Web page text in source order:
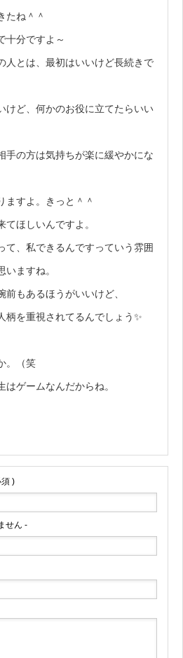
たね＾＾
十分ですよ～
人とは、最初はいいけど長続きで
けど、何かのお役に立てたらいい
手の方は気持ちが楽に緩やかにな
ますよ。きっと＾＾
ほしいんですよ。
て、私できるんですっていう雰囲
ますね。
前もあるほうがいいけど、
柄を重視されてるんでしょう✨
。（笑
ゲームなんだからね。
)
せん -